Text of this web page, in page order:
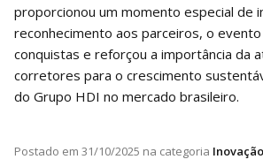
proporcionou um momento especial de
reconhecimento aos parceiros, o
conquistas e reforçou a importância da
corretores para o crescimento
do Grupo HDI no mercado brasileiro.
Postado em 31/10/2025 na categoria Inovação